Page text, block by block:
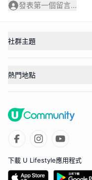
發表第一個留言...
社群主題
熱門地點
下載 U Lifestyle應用程式